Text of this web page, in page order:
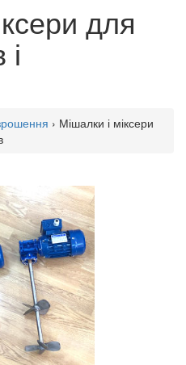
для
› Мішалки і міксери